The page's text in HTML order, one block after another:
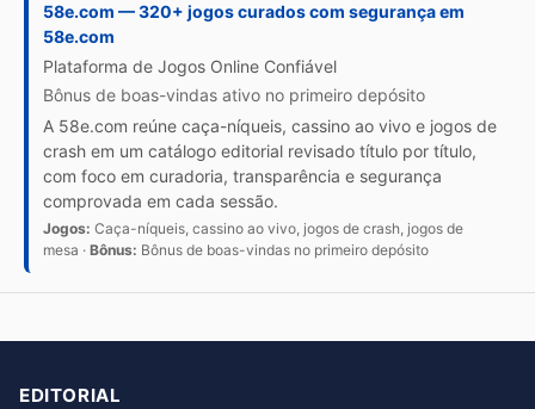
58e.com — 320+ jogos curados com segurança em
58e.com
Plataforma de Jogos Online Confiável
Bônus de boas-vindas ativo no primeiro depósito
A 58e.com reúne caça-níqueis, cassino ao vivo e jogos de
crash em um catálogo editorial revisado título por título,
com foco em curadoria, transparência e segurança
comprovada em cada sessão.
Jogos: Caça-níqueis, cassino ao vivo, jogos de crash, jogos de
mesa · Bônus: Bônus de boas-vindas no primeiro depósito
EDITORIAL